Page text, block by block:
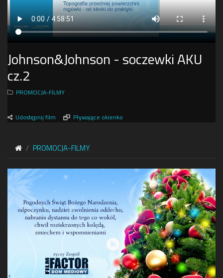
Johnson&Johnson - soczewki AKU
cz.2
PROMOCJA-FILMY
Udostępnij film Pływające okienko
PROMOCJA-FILMY